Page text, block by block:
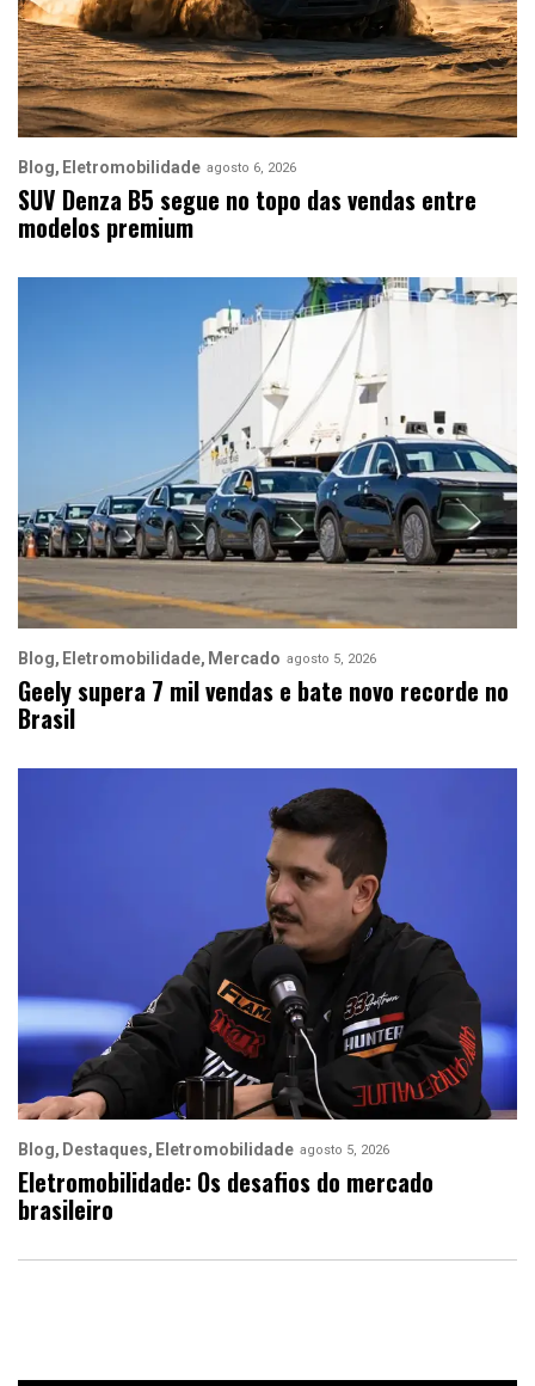
Blog Eletromobilidade agosto 6, 2026
SUV Denza B5 segue no topo das vendas entre
modelos premium
Blog Eletromobilidade Mercado agosto 5, 2026
Geely supera 7 mil vendas e bate novo recorde no
Brasil
Blog Destaques Eletromobilidade agosto 5, 2026
Eletromobilidade: Os desafios do mercado
brasileiro